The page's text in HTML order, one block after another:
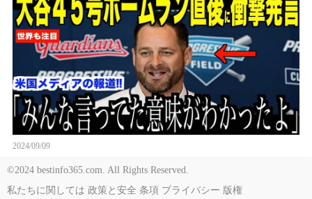
ついてが話題【海外の反応 MLBメジャー 野球】
2024/09/09
©2024 bestinfo365.com. All Rights Reserved.
私たちに関しては 政策と安全 条項 プライバシー 版権